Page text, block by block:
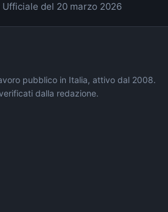
del 20 marzo 2026
pubblico in Italia, attivo dal 2008.
dalla redazione.